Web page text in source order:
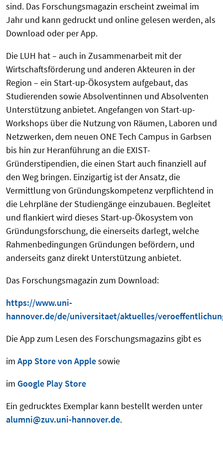
sind. Das Forschungsmagazin erscheint zweimal im
Jahr und kann gedruckt und online gelesen werden, als
Download oder per App.
Die LUH hat – auch in Zusammenarbeit mit der
Wirtschaftsförderung und anderen Akteuren in der
Region – ein Start-up-Ökosystem aufgebaut, das
Studierenden sowie Absolventinnen und Absolventen
Unterstützung anbietet. Angefangen von Start-up-
Workshops über die Nutzung von Räumen, Laboren und
Netzwerken, dem neuen ONE Tech Campus in Garbsen
bis hin zur Heranführung an die EXIST-
Gründerstipendien, die einen Start auch finanziell auf
den Weg bringen. Einzigartig ist der Ansatz, die
Vermittlung von Gründungskompetenz verpflichtend in
die Lehrpläne der Studiengänge einzubauen. Begleitet
und flankiert wird dieses Start-up-Ökosystem von
Gründungsforschung, die einerseits darlegt, welche
Rahmenbedingungen Gründungen befördern, und
anderseits ganz direkt Unterstützung anbietet.
Das Forschungsmagazin zum Download:
https://www.uni-
hannover.de/de/universitaet/aktuelles/
Die App zum Lesen des Forschungsmagazins gibt es
im App Store von Applesowie
im Google Play Store
Ein gedrucktes Exemplar kann bestellt werden unter
alumni@zuv.uni-hannover.de.